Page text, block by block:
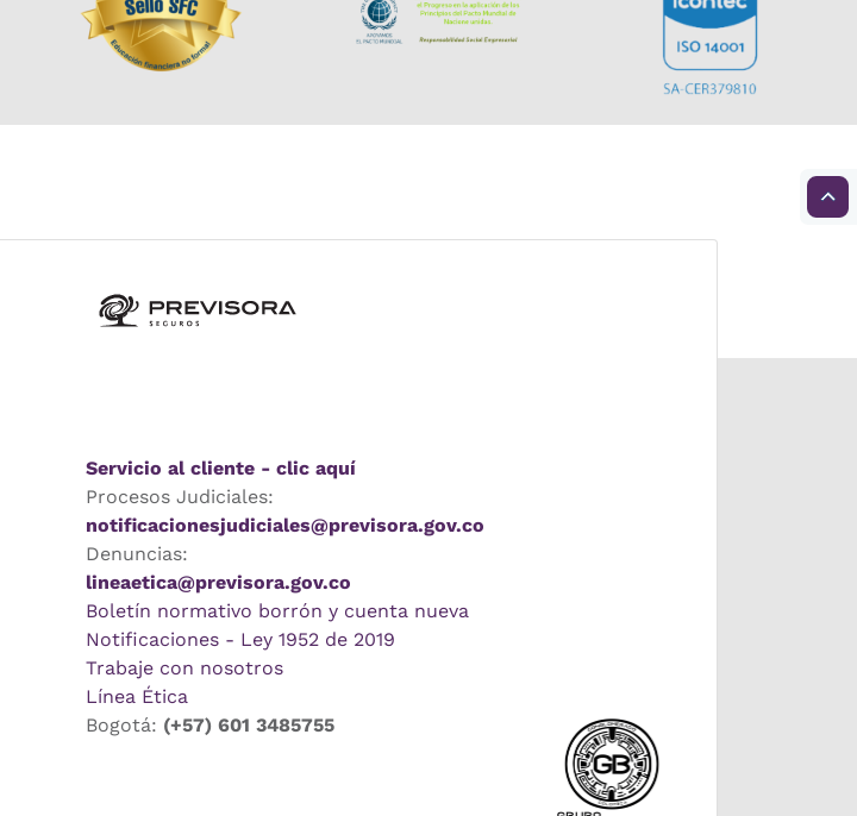
Servicio al cliente - clic aquí
Procesos Judiciales:
notificacionesjudiciales@previsora.gov.co
Denuncias:
lineaetica@previsora.gov.co
Boletín normativo borrón y cuenta nueva
Notificaciones - Ley 1952 de 2019
Trabaje con nosotros
Línea Ética
Bogotá: (+57) 601 3485755